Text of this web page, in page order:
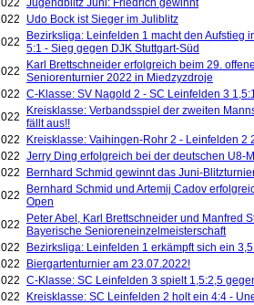
Jugendblitz Juni: Friedrich gewinnt
Udo Bock ist Sieger im Juliblitz
Bezirksliga: Leinfelden 1 macht den Aufstieg
5:1 - Sieg gegen DJK Stuttgart-Süd
Karl Brettschneider erfolgreich beim 29.
Seniorenturnier 2022 in Miedzyzdroje
C-Klasse: SV Nagold 2 - SC Leinfelden 3
Kreisklasse: Verbandsspiel der zweiten
fällt aus!!
Kreisklasse: Vaihingen-Rohr 2 - Leinfelden 2
Jerry Ding erfolgreich bei der deutschen U8-
Bernhard Schmid gewinnt das Juni-
Bernhard Schmid und Artemij Cadov
Open
Peter Abel, Karl Brettschneider und Manfred
Bayerische Senioreneinzelmeisterschaft
Bezirksliga: Leinfelden 1 erkämpft sich ein
Biergartenturnier am 23.07.2022!
C-Klasse: SC Leinfelden 3 spielt 1,5:2,5
Kreisklasse: SC Leinfelden 2 holt ein 4:4 -